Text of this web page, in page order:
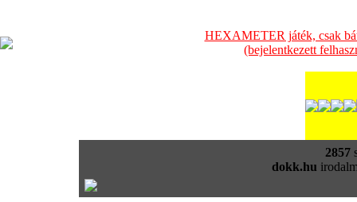
HEXAMETER játék, csak
(bejelentkezett
2857
dokk.hu